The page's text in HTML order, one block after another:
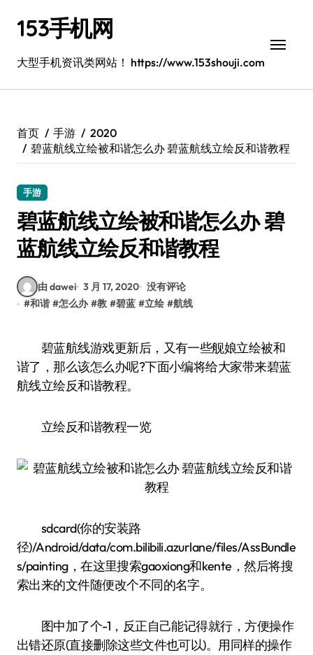
153手机网
大型手机资讯类网站！ https://www.153shouji.com
首页 手游
2020
碧蓝航线立绘被和谐怎么办 碧蓝航线立绘反和谐教程
手游
碧蓝航线立绘被和谐怎么办 碧
蓝航线立绘反和谐教程
由 dawei 3 月 17, 2020 没有评论
#和谐 #怎么办 #教 #碧蓝 #立绘 #航线
碧蓝航线游戏更新后，又有一些舰娘立绘被和
谐了，那么该怎么办呢?下面小编将给大家带来碧蓝
航线立绘反和谐教程。
立绘反和谐教程一览
sdcard(你的安装路
径)/Android/data/com.bilibili.azurlane/files/AssBundle
s/painting，在这里搜索gaoxiong和kente，然后将搜
索出来的文件随便改个不同的名字。
图中加了个-1，反正自己能记得就行，方便操作
出错还原(直接删除这些文件也可以)。用同样的操作